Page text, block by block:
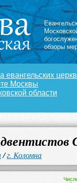
обзоры
евангельских
Москвы
области
/г. Коломна